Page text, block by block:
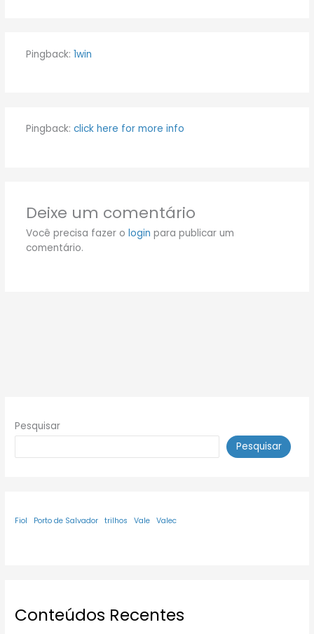
Pingback: 1win
Pingback: click here for more info
Deixe um comentário
Você precisa fazer o login para publicar um
comentário.
Pesquisar
Pesquisar
Fiol Porto de Salvador trilhos Vale Valec
Conteúdos Recentes